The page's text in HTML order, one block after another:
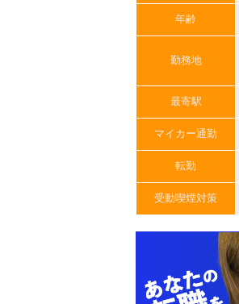
年齢
勤務地
最寄駅
マイカー通勤
転勤
受動喫煙対策